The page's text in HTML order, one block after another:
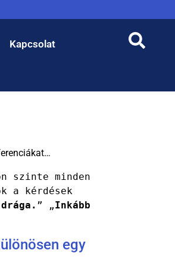
Kapcsolat
szinte minden
a kérdések
” „Inkább
egy